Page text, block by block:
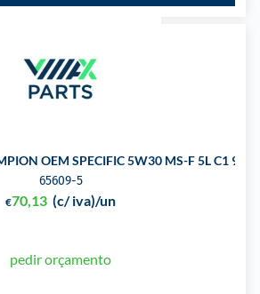
OEM SPECIFIC 5W30 MS-F 5L C1 913-
65609-5
€70,13 (c/ iva)/un
pedir orçamento